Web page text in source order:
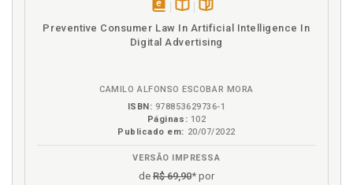
Fórum Africano da Concorrência, p. 55
venture e outros tipos, p. 61
Histórico da defesa da concorrência, p. 33
em
Disponível
na
páginas
Preventive Consumer Law In Artificial Intelligence In
Digital Advertising
CAMILO ALFONSO ESCOBAR MORA
ISBN: 978853629736-1
Páginas: 102
Publicado em: 20/07/2022
VERSÃO IMPRESSA
de R$ 69,90* por